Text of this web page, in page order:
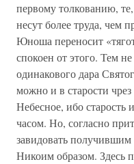
первому толкованию,
несут более труда, чем
Юноша переносит
спокоен от этого. Тем
одинакового дара
можно и в старости
Небесное, ибо старость
часом. Но, согласно
завидовать
Никоим образом. Здесь